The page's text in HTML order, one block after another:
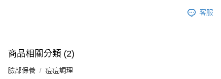
客服
商品相關分類 (2)
臉部保養 痘痘調理